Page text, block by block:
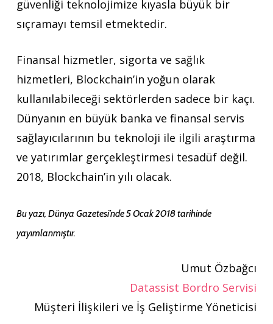
güvenliği teknolojimize kıyasla büyük bir
sıçramayı temsil etmektedir.
Finansal hizmetler, sigorta ve sağlık
hizmetleri, Blockchain’in yoğun olarak
kullanılabileceği sektörlerden sadece bir kaçı.
Dünyanın en büyük banka ve finansal servis
sağlayıcılarının bu teknoloji ile ilgili araştırma
ve yatırımlar gerçekleştirmesi tesadüf değil.
2018, Blockchain’in yılı olacak.
Bu yazı, Dünya Gazetesi’nde 5 Ocak 2018 tarihinde
yayımlanmıştır.
Umut Özbağcı
Datassist Bordro Servisi
Müşteri İlişkileri ve İş Geliştirme Yöneticisi